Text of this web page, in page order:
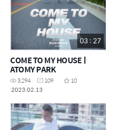
03 : 27
COME TO MY HOUSEㅣ
ATOMY PARK
3,294 109
10
2023.02.13